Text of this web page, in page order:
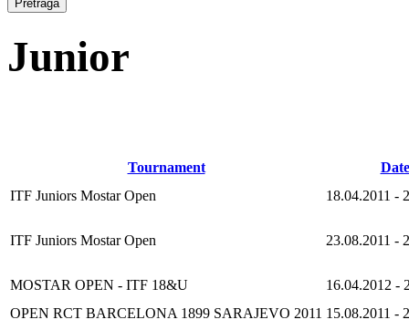
Junior
Tournament
ITF Juniors Mostar Open
18.04.2011 -
ITF Juniors Mostar Open 23.08.2011 -
MOSTAR OPEN - ITF 18&U 16.04.2012 -
OPEN RCT BARCELONA 1899 SARAJEVO 2011 15.08.2011 -